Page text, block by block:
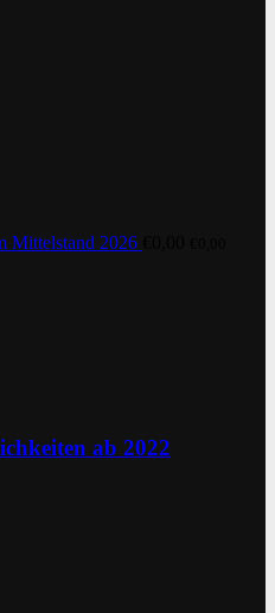
Mittelstand 2026
ab 2022